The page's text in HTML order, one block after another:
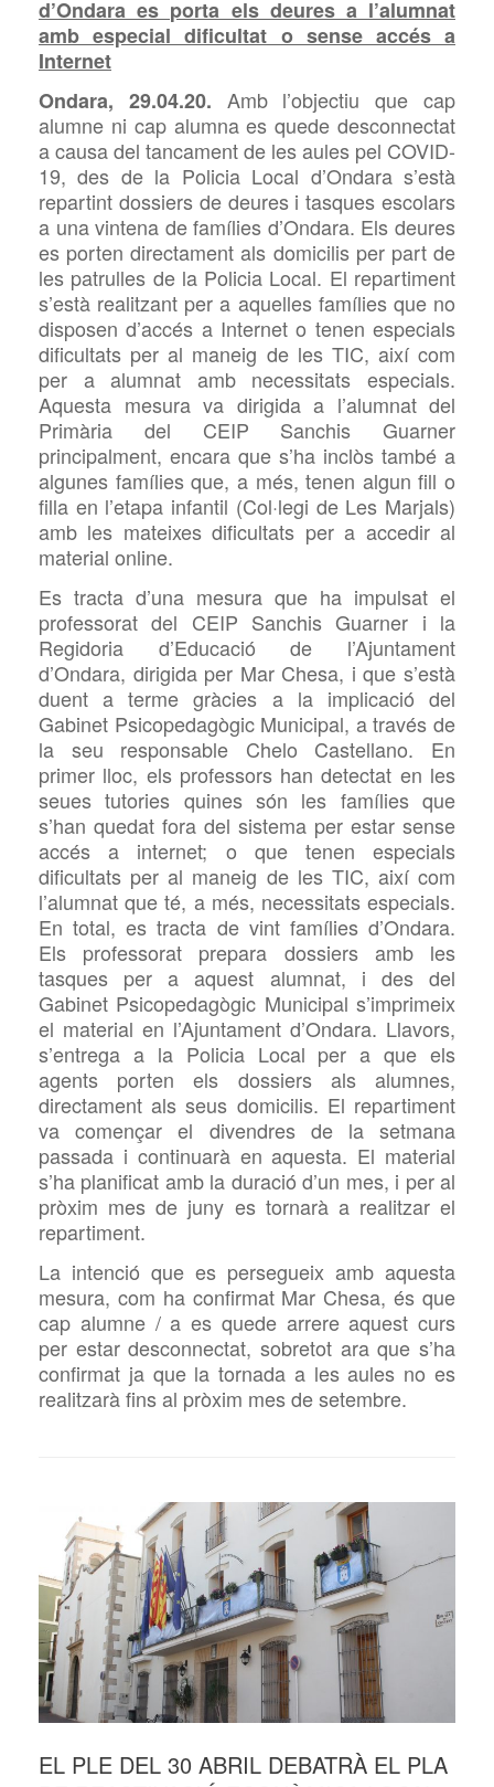
d’Ondara es porta els deures a l’alumnat
amb especial dificultat o sense accés a
Internet
Ondara, 29.04.20. Amb l’objectiu que cap
alumne ni cap alumna es quede desconnectat
a causa del tancament de les aules pel COVID-
19, des de la Policia Local d’Ondara s’està
repartint dossiers de deures i tasques escolars
a una vintena de famílies d’Ondara. Els deures
es porten directament als domicilis per part de
les patrulles de la Policia Local. El repartiment
s’està realitzant per a aquelles famílies que no
disposen d’accés a Internet o tenen especials
dificultats per al maneig de les TIC, així com
per a alumnat amb necessitats especials.
Aquesta mesura va dirigida a l’alumnat del
Primària del CEIP Sanchis Guarner
principalment, encara que s’ha inclòs també a
algunes famílies que, a més, tenen algun fill o
filla en l’etapa infantil (Col·legi de Les Marjals)
amb les mateixes dificultats per a accedir al
material online.
Es tracta d’una mesura que ha impulsat el
professorat del CEIP Sanchis Guarner i la
Regidoria d’Educació de l’Ajuntament
d’Ondara, dirigida per Mar Chesa, i que s’està
duent a terme gràcies a la implicació del
Gabinet Psicopedagògic Municipal, a través de
la seu responsable Chelo Castellano. En
primer lloc, els professors han detectat en les
seues tutories quines són les famílies que
s’han quedat fora del sistema per estar sense
accés a internet; o que tenen especials
dificultats per al maneig de les TIC, així com
l’alumnat que té, a més, necessitats especials.
En total, es tracta de vint famílies d’Ondara.
Els professorat prepara dossiers amb les
tasques per a aquest alumnat, i des del
Gabinet Psicopedagògic Municipal s’imprimeix
el material en l’Ajuntament d’Ondara. Llavors,
s’entrega a la Policia Local per a que els
agents porten els dossiers als alumnes,
directament als seus domicilis. El repartiment
va començar el divendres de la setmana
passada i continuarà en aquesta. El material
s’ha planificat amb la duració d’un mes, i per al
pròxim mes de juny es tornarà a realitzar el
repartiment.
La intenció que es persegueix amb aquesta
mesura, com ha confirmat Mar Chesa, és que
cap alumne / a es quede arrere aquest curs
per estar desconnectat, sobretot ara que s’ha
confirmat ja que la tornada a les aules no es
realitzarà fins al pròxim mes de setembre.
EL PLE DEL 30 ABRIL DEBATRÀ EL PLA